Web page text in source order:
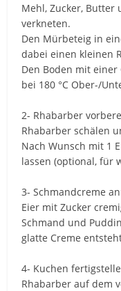
Mehl, Zucker, Butter
verkneten.
Den Mürbeteig in
dabei einen kleinen
Den Boden mit
bei 180 °C Ober-/
2- Rhabarber
Rhabarber schälen
Nach Wunsch mit 1
lassen (optional, für
3- Schmandcreme
Eier mit Zucker
Schmand und
glatte Creme
4- Kuchen
Rhabarber auf dem